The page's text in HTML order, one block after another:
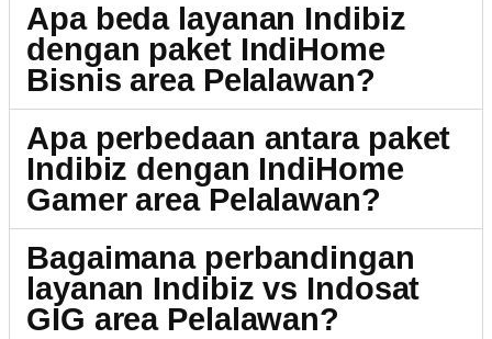
Apa beda layanan Indibiz
dengan paket IndiHome
Bisnis area Pelalawan?
Apa perbedaan antara paket
Indibiz dengan IndiHome
Gamer area Pelalawan?
Bagaimana perbandingan
layanan Indibiz vs Indosat
GIG area Pelalawan?